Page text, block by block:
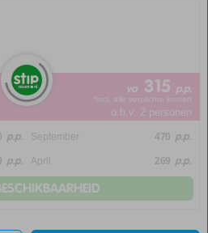
va 315 p.p.
*incl. alle verplichte kosten
o.b.v. 2 personen
p.p. September 470 p.p.
p.p. April 269 p.p.